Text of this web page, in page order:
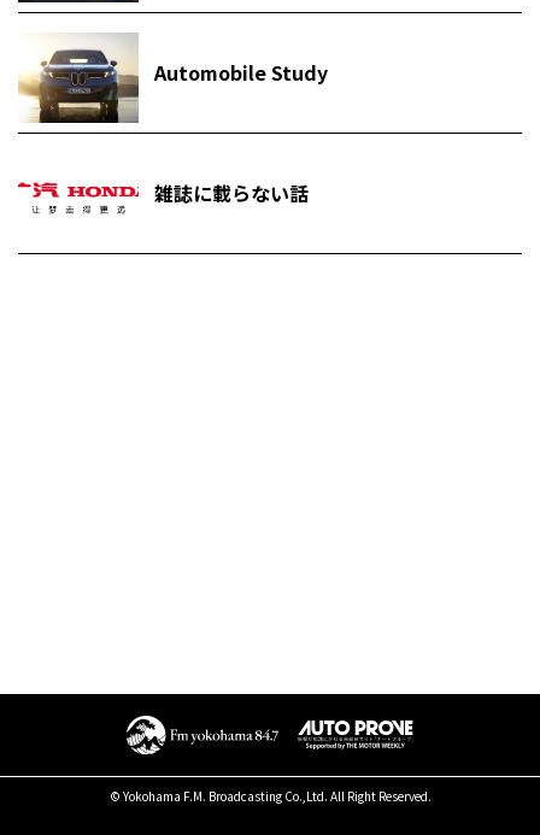
Automobile Study
雑誌に載らない話
© Yokohama F.M. Broadcasting Co.,Ltd. All Right Reserved.